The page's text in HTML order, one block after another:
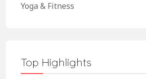
Yoga & Fitness
Top Highlights